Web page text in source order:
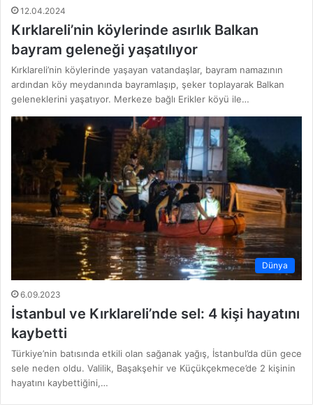
12.04.2024
Kırklareli’nin köylerinde asırlık Balkan
bayram geleneği yaşatılıyor
Kırklareli’nin köylerinde yaşayan vatandaşlar, bayram namazının
ardından köy meydanında bayramlaşıp, şeker toplayarak Balkan
geleneklerini yaşatıyor. Merkeze bağlı Erikler köyü ile…
Dünya
6.09.2023
İstanbul ve Kırklareli’nde sel: 4 kişi hayatını
kaybetti
Türkiye’nin batısında etkili olan sağanak yağış, İstanbul’da dün gece
sele neden oldu. Valilik, Başakşehir ve Küçükçekmece’de 2 kişinin
hayatını kaybettiğini,…